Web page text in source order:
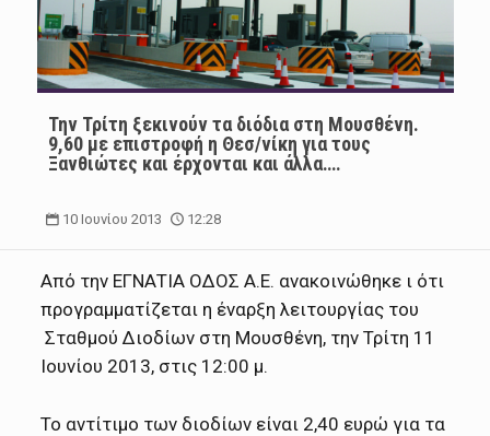
Την Τρίτη ξεκινούν τα διόδια στη Μουσθένη.
9,60 με επιστροφή η Θεσ/νίκη για τους
Ξανθιώτες και έρχονται και άλλα….
10 Ιουνίου 2013 12:28
Από την ΕΓΝΑΤΙΑ ΟΔΟΣ Α.Ε. ανακοινώθηκε ι ότι
προγραμματίζεται η έναρξη λειτουργίας του
Σταθμού Διοδίων στη Μουσθένη, την Τρίτη 11
Ιουνίου 2013, στις 12:00 μ.
Το αντίτιμο των διοδίων είναι 2,40 ευρώ για τα